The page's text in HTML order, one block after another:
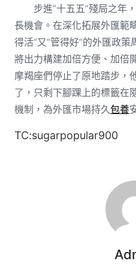
步進“十五五”殘局之年
長機會。在深化拓展外匯範
得活”又“管得好”的外匯政
將出力構建加倍方便、加倍
摩羯座們停止了原地踏步，
了，只剩下腳踝上的標籤在
機制，為外匯市場持久包養
TC:sugarpopular900